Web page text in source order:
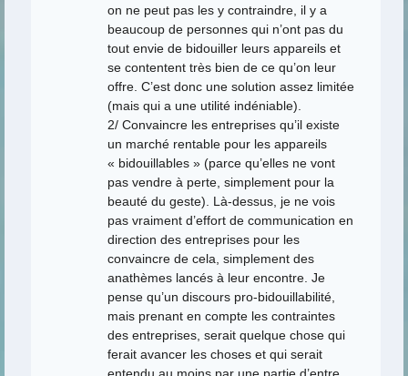
on ne peut pas les y contraindre, il y a
beaucoup de personnes qui n’ont pas du
tout envie de bidouiller leurs appareils et
se contentent très bien de ce qu’on leur
offre. C’est donc une solution assez limitée
(mais qui a une utilité indéniable).
2/ Convaincre les entreprises qu’il existe
un marché rentable pour les appareils
« bidouillables » (parce qu’elles ne vont
pas vendre à perte, simplement pour la
beauté du geste). Là-dessus, je ne vois
pas vraiment d’effort de communication en
direction des entreprises pour les
convaincre de cela, simplement des
anathèmes lancés à leur encontre. Je
pense qu’un discours pro-bidouillabilité,
mais prenant en compte les contraintes
des entreprises, serait quelque chose qui
ferait avancer les choses et qui serait